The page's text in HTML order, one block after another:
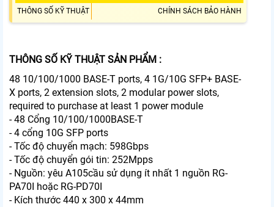
THÔNG SỐ KỸ THUẬT CHÍNH SÁCH BẢO HÀNH
THÔNG SỐ KỸ THUẬT SẢN PHẨM :
48 10/100/1000 BASE-T ports, 4 1G/10G SFP+ BASE-
X ports, 2 extension slots, 2 modular power slots,
required to purchase at least 1 power module
- 48 Cổng 10/100/1000BASE-T
- 4 cổng 10G SFP ports
- Tốc độ chuyển mạch: 598Gbps
- Tốc độ chuyển gói tin: 252Mpps
- Nguồn: yêu A105cầu sử dụng ít nhất 1 nguồn RG-
PA70I hoặc RG-PD70I
- Kích thước 440 x 300 x 44mm